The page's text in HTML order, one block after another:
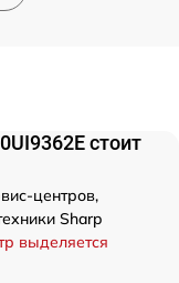
стоит
центров,
Sharp
выделяется